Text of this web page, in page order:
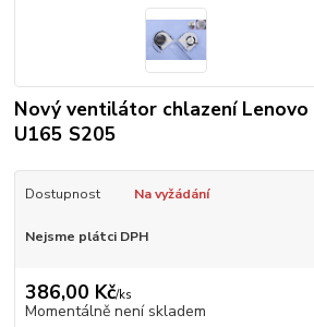
Nový ventilátor chlazení Lenovo
U165 S205
Dostupnost Na vyžádání
Nejsme plátci DPH
386,00 Kč/ks
Momentálně není skladem